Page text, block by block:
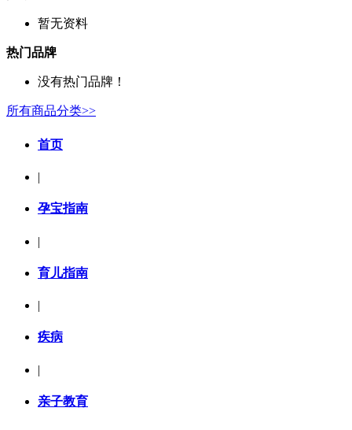
暂无资料
热门品牌
没有热门品牌！
所有商品分类>>
首页
|
孕宝指南
|
育儿指南
|
疾病
|
亲子教育